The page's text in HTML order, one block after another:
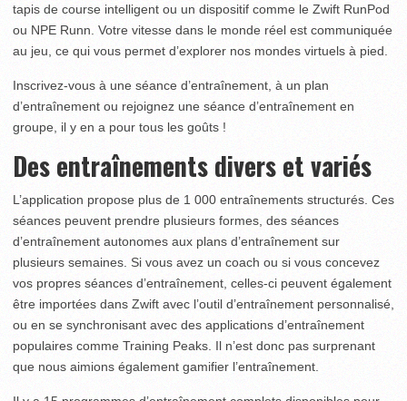
tapis de course intelligent ou un dispositif comme le Zwift RunPod
ou NPE Runn. Votre vitesse dans le monde réel est communiquée
au jeu, ce qui vous permet d’explorer nos mondes virtuels à pied.
Inscrivez-vous à une séance d’entraînement, à un plan
d’entraînement ou rejoignez une séance d’entraînement en
groupe, il y en a pour tous les goûts !
Des entraînements divers et variés
L’application propose plus de 1 000 entraînements structurés. Ces
séances peuvent prendre plusieurs formes, des séances
d’entraînement autonomes aux plans d’entraînement sur
plusieurs semaines. Si vous avez un coach ou si vous concevez
vos propres séances d’entraînement, celles-ci peuvent également
être importées dans Zwift avec l’outil d’entraînement personnalisé,
ou en se synchronisant avec des applications d’entraînement
populaires comme Training Peaks. Il n’est donc pas surprenant
que nous aimions également gamifier l’entraînement.